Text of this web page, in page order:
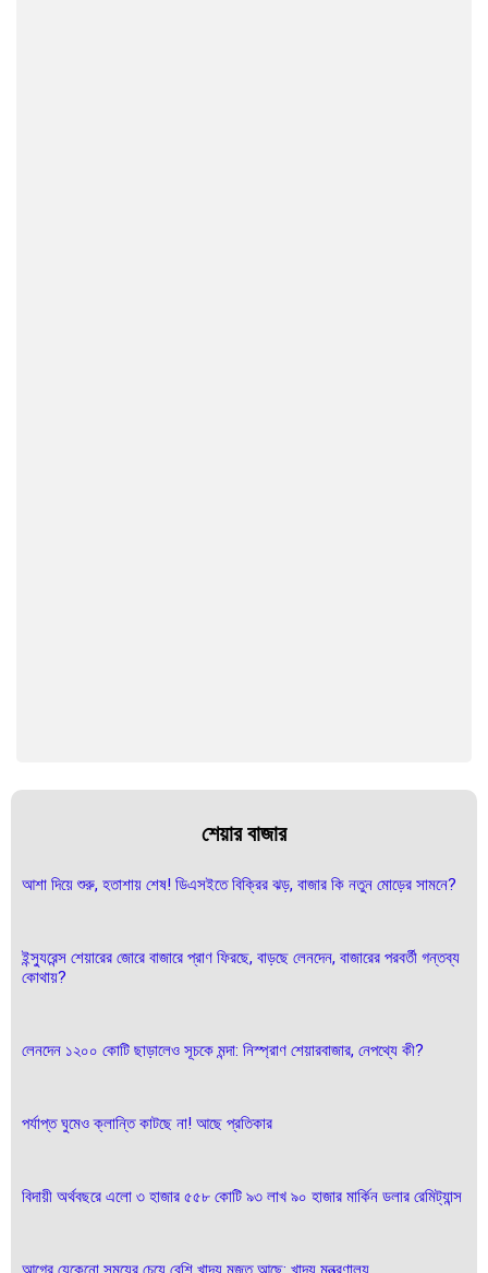
শেয়ার বাজার
আশা দিয়ে শুরু, হতাশায় শেষ! ডিএসইতে বিক্রির ঝড়, বাজার কি নতুন মোড়ের সামনে?
ইন্স্যুরেন্স শেয়ারের জোরে বাজারে প্রাণ ফিরছে, বাড়ছে লেনদেন, বাজারের পরবর্তী গন্তব্য
কোথায়?
লেনদেন ১২০০ কোটি ছাড়ালেও সূচকে মন্দা: নিস্প্রাণ শেয়ারবাজার, নেপথ্যে কী?
পর্যাপ্ত ঘুমেও ক্লান্তি কাটছে না! আছে প্রতিকার
বিদায়ী অর্থবছরে এলো ৩ হাজার ৫৫৮ কোটি ৯৩ লাখ ৯০ হাজার মার্কিন ডলার রেমিট্যান্স